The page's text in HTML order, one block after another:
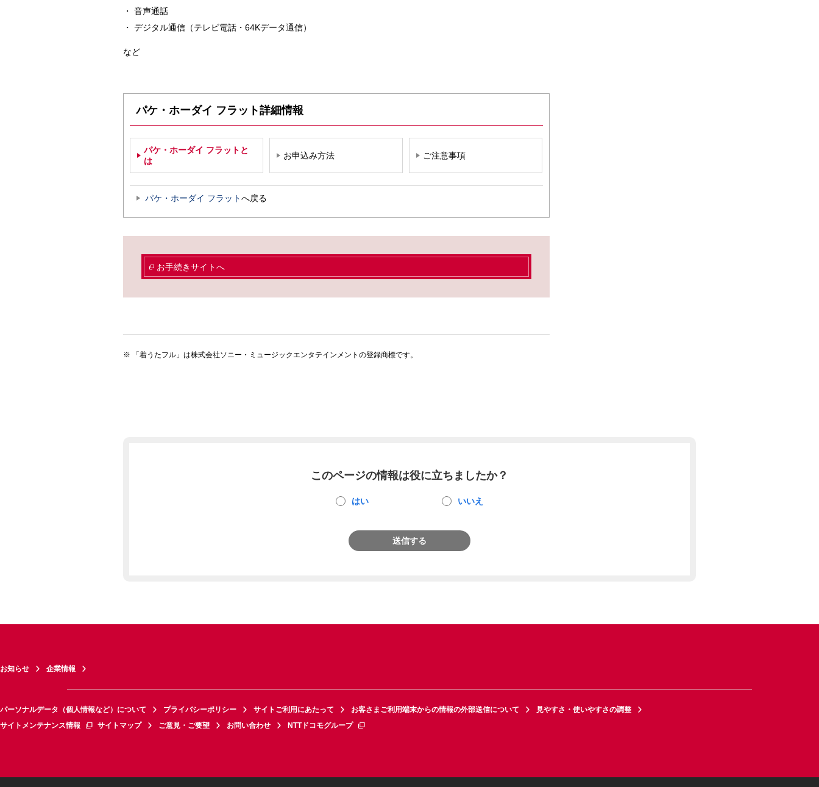
音声通話
デジタル通信（テレビ電話・64Kデータ通信）
など
パケ・ホーダイ フラット詳細情報
パケ・ホーダイ フラットと
は
お申込み方法 ご注意事項
パケ・ホーダイ フラットへ戻る
お手続きサイトへ
「着うたフル」は株式会社ソニー・ミュージックエンタテインメントの登録商標です。
このページの情報は役に立ちましたか？
はい いいえ
送信する
お知らせ 企業情報
パーソナルデータ（個人情報など）について プライバシーポリシー サイトご利用にあたって お客さまご利用端末からの情報の外部送信について
見やすさ・使いやすさの調整
サイトメンテナンス情報
サイトマップ ご意見・ご要望 お問い合わせ NTTドコモグループ